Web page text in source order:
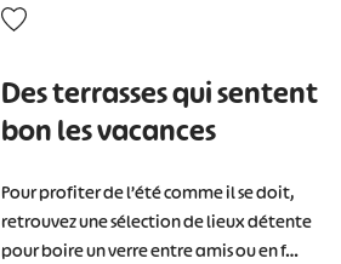
Des terrasses qui sentent
bon les vacances
Pour profiter de l’été comme il se doit,
retrouvez une sélection de lieux détente
pour boire un verre entre amis ou en f…